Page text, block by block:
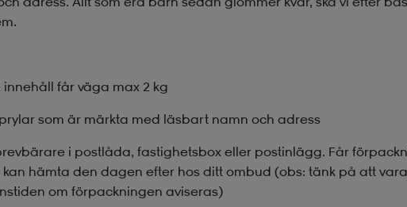
innehåll får väga max 2 kg
som är märkta med läsbart namn och adress
i postlåda, fastighetsbox eller postinlägg. Får
kan hämta den dagen efter hos ditt ombud (obs: tänk på att
om förpackningen aviseras)